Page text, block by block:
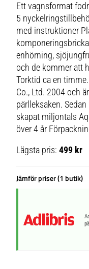
Ett vagnsformat
5
med instruktioner
enhörning,
och de kommer att
Torktid ca en
Co., Ltd. 2004 och
pärlleksaken.
skapat miljontals
över 4 år
Lägsta pris:499 kr
Jämför priser (1 butik)